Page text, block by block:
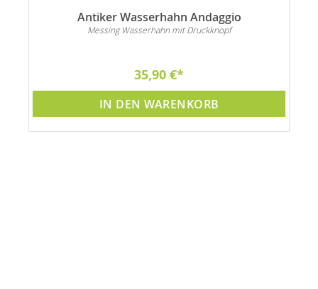
Antiker Wasserhahn Andaggio
Messing Wasserhahn mit Druckknopf
35,90 €
IN DEN WARENKORB